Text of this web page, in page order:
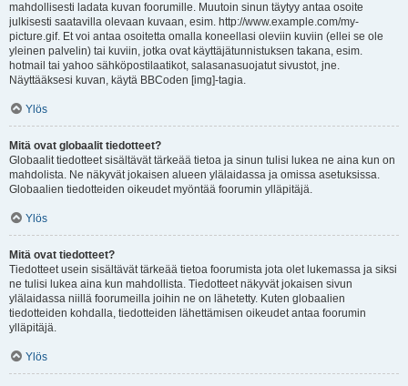
mahdollisesti ladata kuvan foorumille. Muutoin sinun täytyy antaa osoite
julkisesti saatavilla olevaan kuvaan, esim. http://www.example.com/my-
picture.gif. Et voi antaa osoitetta omalla koneellasi oleviin kuviin (ellei se ole
yleinen palvelin) tai kuviin, jotka ovat käyttäjätunnistuksen takana, esim.
hotmail tai yahoo sähköpostilaatikot, salasanasuojatut sivustot, jne.
Näyttääksesi kuvan, käytä BBCoden [img]-tagia.
Ylös
Mitä ovat globaalit tiedotteet?
Globaalit tiedotteet sisältävät tärkeää tietoa ja sinun tulisi lukea ne aina kun on
mahdolista. Ne näkyvät jokaisen alueen ylälaidassa ja omissa asetuksissa.
Globaalien tiedotteiden oikeudet myöntää foorumin ylläpitäjä.
Ylös
Mitä ovat tiedotteet?
Tiedotteet usein sisältävät tärkeää tietoa foorumista jota olet lukemassa ja siksi
ne tulisi lukea aina kun mahdollista. Tiedotteet näkyvät jokaisen sivun
ylälaidassa niillä foorumeilla joihin ne on lähetetty. Kuten globaalien
tiedotteiden kohdalla, tiedotteiden lähettämisen oikeudet antaa foorumin
ylläpitäjä.
Ylös